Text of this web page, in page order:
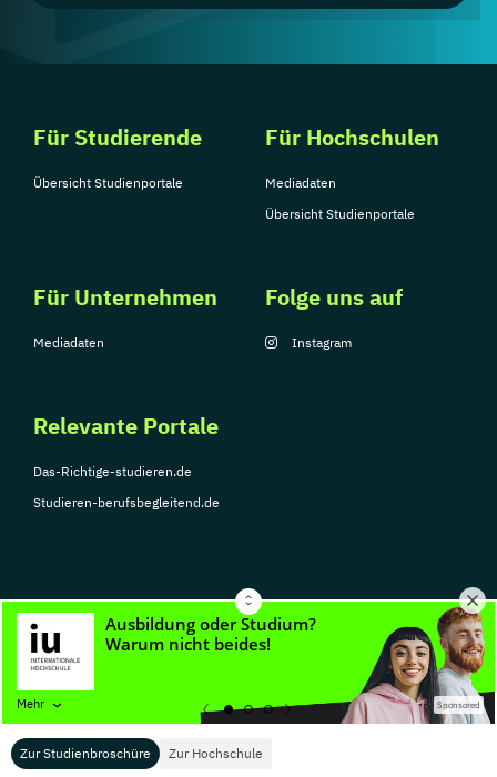
Zur Studienbroschüre Zur Hochschule
Mehr Sponsored
Für Studierende
Übersicht Studienportale
Für Hochschulen
Mediadaten
Übersicht Studienportale
Für Unternehmen
Mediadaten
Relevante Portale
Das-Richtige-studieren.de
Studieren-berufsbegleitend.de
Folge uns auf
Instagram
© Copyright 2026, TarGroup Media GmbH
Nutzungsbedingungen